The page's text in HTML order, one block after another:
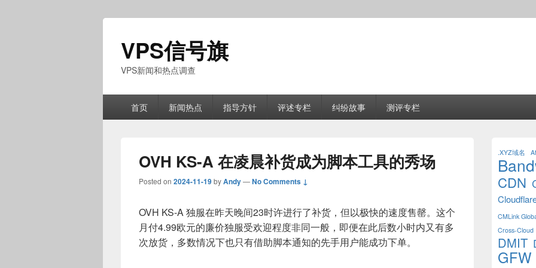
VPS信号旗
VPS新闻和热点调查
首页 新闻热点 指导方针 评述专栏 纠纷故事 测评专栏
OVH KS-A 在凌晨补货成为脚本工具的秀场
Posted on 2024-11-19byAndy—No Comments ↓
OVH KS-A 独服在昨天晚间23时许进行了补货，但以极快的速度售罄。这个
月付4.99欧元的廉价独服受欢迎程度非同一般，即便在此后数小时内又有多
次放货，多数情况下也只有借助脚本通知的先手用户能成功下单。
Sidebar
Widget
Area
.XYZ域名
CDN
CMLink
Cross-Cloud
DMIT
GFW